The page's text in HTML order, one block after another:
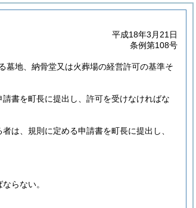
平成18年3月21日
条例第108号
墓地、納骨堂又は火葬場の経営許可の基準そ
書を町長に提出し、許可を受けなければな
は、規則に定める申請書を町長に提出し、
らない。